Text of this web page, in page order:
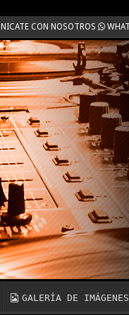
CON NOSOTROS
GALERÍA DE IMÁGENES